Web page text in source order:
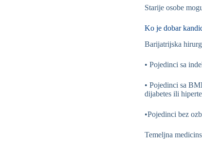
Starije osobe
Ko je dobar
Barijatrijska
• Pojedinci sa
• Pojedinci sa
dijabetes ili
•Pojedinci bez
Temeljna